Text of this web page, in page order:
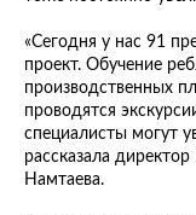
«Сегодня у нас 91
проект. Обучение
производственных
проводятся
специалисты могут
рассказала
Намтаева.